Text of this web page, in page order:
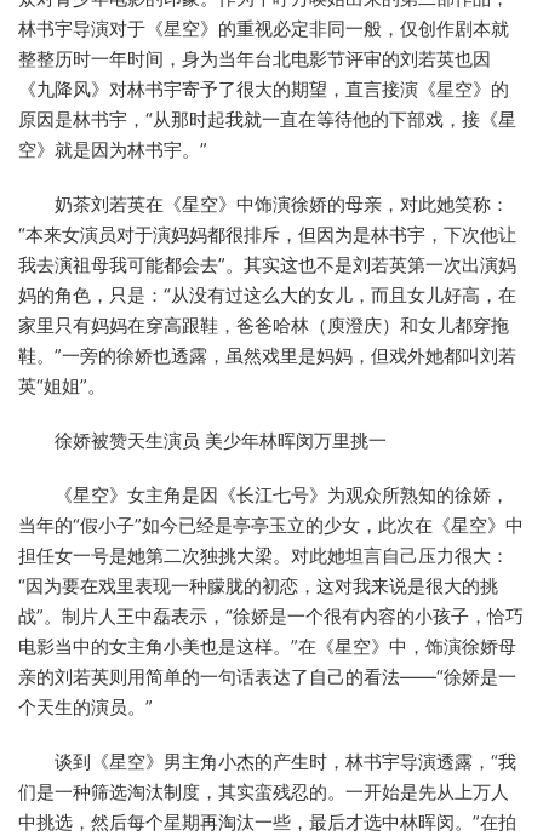
林书宇导演对于《星空》的重视必定非同一般，仅创作剧本就
整整历时一年时间，身为当年台北电影节评审的刘若英也因
《九降风》对林书宇寄予了很大的期望，直言接演《星空》的
原因是林书宇，“从那时起我就一直在等待他的下部戏，接《星
空》就是因为林书宇。”
奶茶刘若英在《星空》中饰演徐娇的母亲，对此她笑称：
“本来女演员对于演妈妈都很排斥，但因为是林书宇，下次他让
我去演祖母我可能都会去”。其实这也不是刘若英第一次出演妈
妈的角色，只是：“从没有过这么大的女儿，而且女儿好高，在
家里只有妈妈在穿高跟鞋，爸爸哈林（庾澄庆）和女儿都穿拖
鞋。”一旁的徐娇也透露，虽然戏里是妈妈，但戏外她都叫刘若
英“姐姐”。
徐娇被赞天生演员 美少年林晖闵万里挑一
《星空》女主角是因《长江七号》为观众所熟知的徐娇，
当年的“假小子”如今已经是亭亭玉立的少女，此次在《星空》中
担任女一号是她第二次独挑大梁。对此她坦言自己压力很大：
“因为要在戏里表现一种朦胧的初恋，这对我来说是很大的挑
战”。制片人王中磊表示，“徐娇是一个很有内容的小孩子，恰巧
电影当中的女主角小美也是这样。”在《星空》中，饰演徐娇母
亲的刘若英则用简单的一句话表达了自己的看法——“徐娇是一
个天生的演员。”
谈到《星空》男主角小杰的产生时，林书宇导演透露，“我
们是一种筛选淘汰制度，其实蛮残忍的。一开始是先从上万人
中挑选，然后每个星期再淘汰一些，最后才选中林晖闵。”在拍